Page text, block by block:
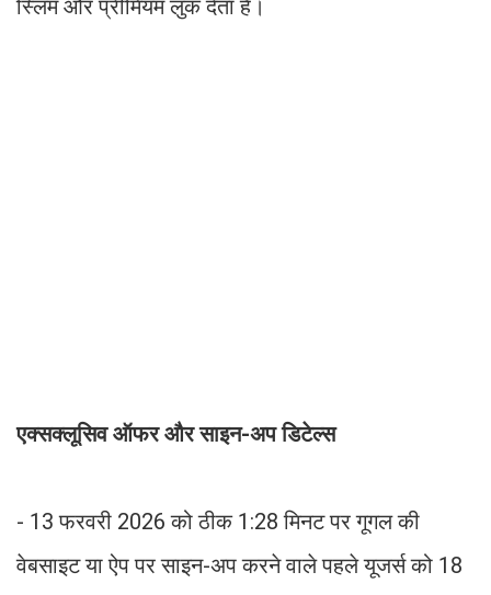
स्लिम और प्रीमियम लुक देता है।
एक्सक्लूसिव ऑफर और साइन-अप डिटेल्स
- 13 फरवरी 2026 को ठीक 1:28 मिनट पर गूगल की
वेबसाइट या ऐप पर साइन-अप करने वाले पहले यूजर्स को 18